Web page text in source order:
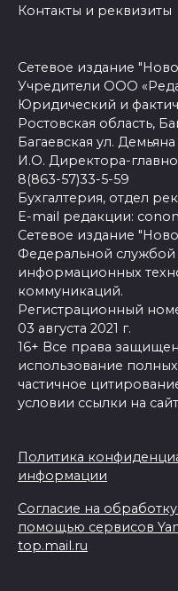
Контакты и реквизиты
Сетевое издание
Учредители ООО
Юридический и
Ростовская область,
Багаевская ул.
И.О. Директора-
8(863-57)33-5-59
Бухгалтерия, отдел
E-mail редакции:
Сетевое издание
Федеральной службой
информационных
коммуникаций.
Регистрационный
03 августа 2021 г.
16+ Все права
использование
частичное
условии ссылки на
Политика
информации
Согласие на
помощью сервисов
top.mail.ru